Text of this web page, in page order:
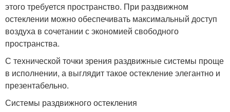
этого требуется пространство. При раздвижном
остеклении можно обеспечивать максимальный доступ
воздуха в сочетании с экономией свободного
пространства.
С технической точки зрения раздвижные системы проще
в исполнении, а выглядит такое остекление элегантно и
презентабельно.
Системы раздвижного остекления